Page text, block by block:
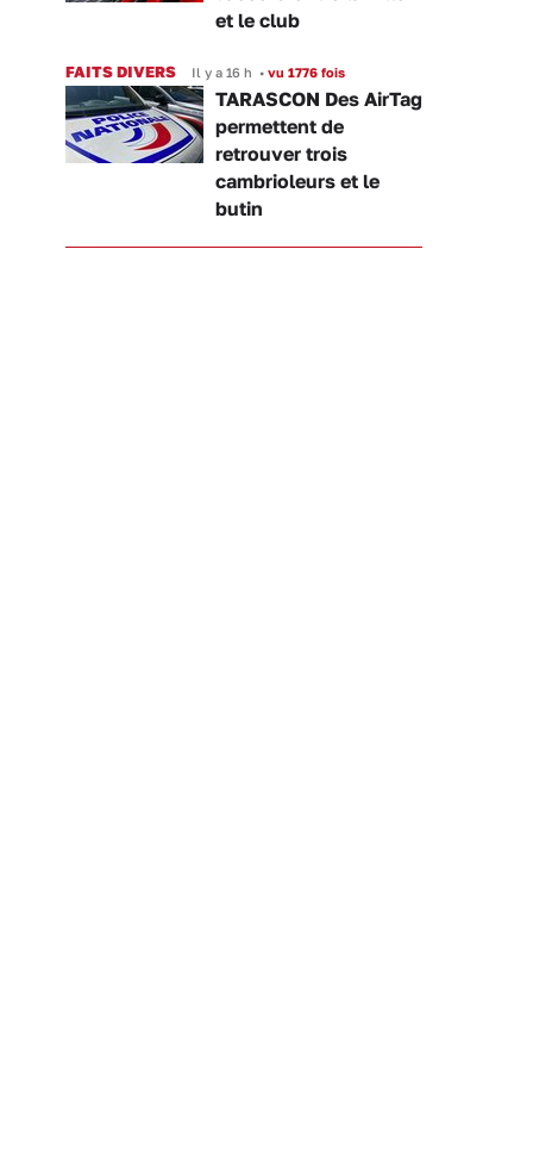
et le club
FAITS DIVERS Il y a 16 h • vu 1776 fois
TARASCON Des AirTag
permettent de
retrouver trois
cambrioleurs et le
butin